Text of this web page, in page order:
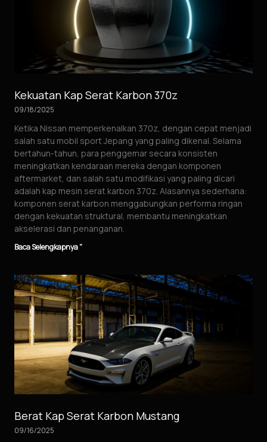
Kekuatan Kap Serat Karbon 370z
09/18/2025
Ketika Nissan memperkenalkan 370z, dengan cepat menjadi
salah satu mobil sport Jepang yang paling dikenal. Selama
bertahun-tahun, para penggemar secara konsisten
meningkatkan kendaraan mereka dengan komponen
aftermarket, dan salah satu modifikasi yang paling dicari
adalah kap mesin serat karbon 370z. Alasannya sederhana:
komponen serat karbon menggabungkan performa ringan
dengan kekuatan struktural, membantu meningkatkan
akselerasi dan penanganan.
Baca Selengkapnya "
Berat Kap Serat Karbon Mustang
09/16/2025